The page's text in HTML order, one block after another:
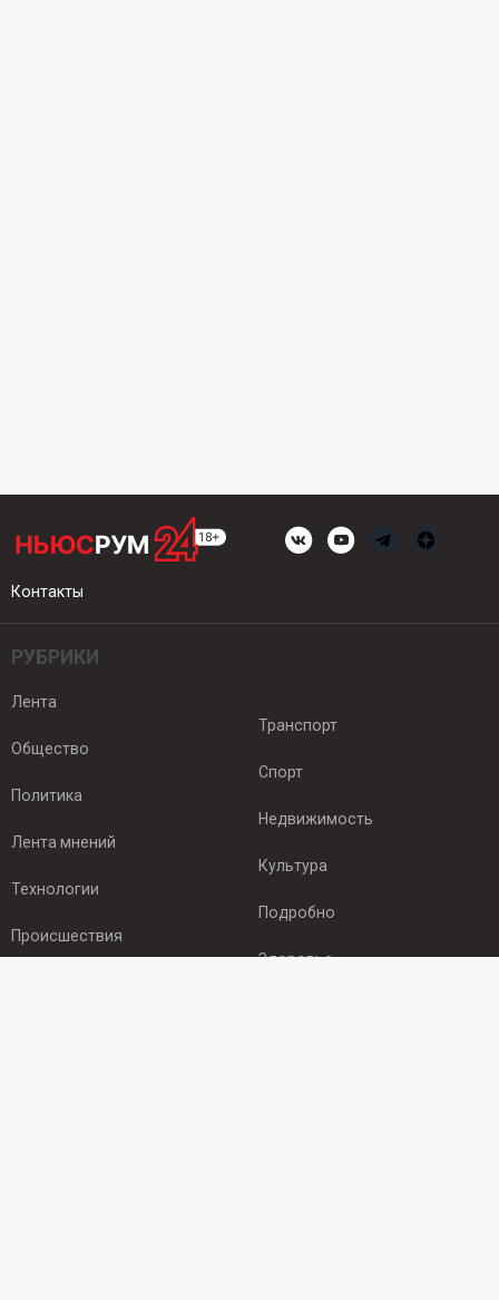
Контакты
РУБРИКИ
Лента
Общество
Политика
Лента мнений
Технологии
Происшествия
Транспорт
Спорт
Недвижимость
Культура
Подробно
Здоровье